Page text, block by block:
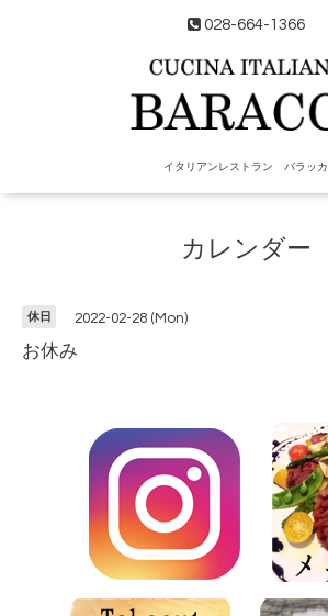
028-664-1366
イタリアンレストラン バラッカ
カレンダー
休日 2022-02-28 (Mon)
お休み